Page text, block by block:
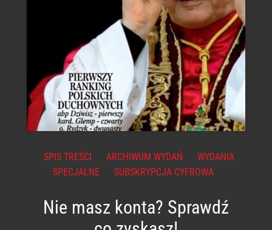
SPIS TREŚCI ARCHIWUM WYDAŃ
WYDANIA
SPECJALNE
SUBSKRYPCJA CYFROWA
Nie masz konta? Sprawdź